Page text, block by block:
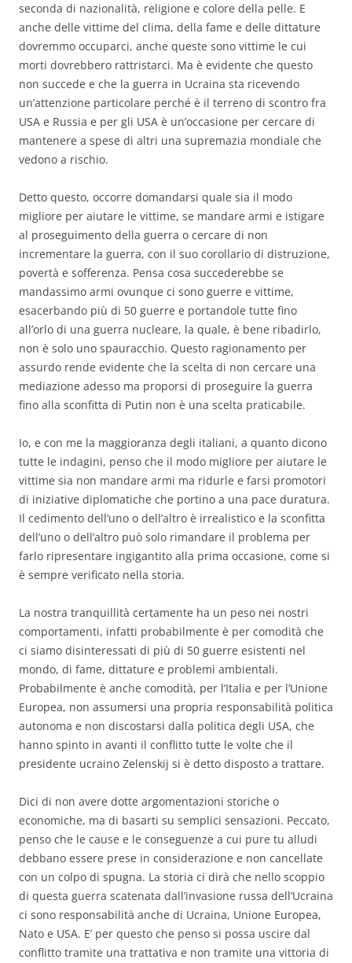
seconda di nazionalità, religione e colore della pelle. E
anche delle vittime del clima, della fame e delle dittature
dovremmo occuparci, anche queste sono vittime le cui
morti dovrebbero rattristarci. Ma è evidente che questo
non succede e che la guerra in Ucraina sta ricevendo
un’attenzione particolare perché è il terreno di scontro fra
USA e Russia e per gli USA è un’occasione per cercare di
mantenere a spese di altri una supremazia mondiale che
vedono a rischio.
Detto questo, occorre domandarsi quale sia il modo
migliore per aiutare le vittime, se mandare armi e istigare
al proseguimento della guerra o cercare di non
incrementare la guerra, con il suo corollario di distruzione,
povertà e sofferenza. Pensa cosa succederebbe se
mandassimo armi ovunque ci sono guerre e vittime,
esacerbando più di 50 guerre e portandole tutte fino
all’orlo di una guerra nucleare, la quale, è bene ribadirlo,
non è solo uno spauracchio. Questo ragionamento per
assurdo rende evidente che la scelta di non cercare una
mediazione adesso ma proporsi di proseguire la guerra
fino alla sconfitta di Putin non è una scelta praticabile.
Io, e con me la maggioranza degli italiani, a quanto dicono
tutte le indagini, penso che il modo migliore per aiutare le
vittime sia non mandare armi ma ridurle e farsi promotori
di iniziative diplomatiche che portino a una pace duratura.
Il cedimento dell’uno o dell’altro è irrealistico e la sconfitta
dell’uno o dell’altro può solo rimandare il problema per
farlo ripresentare ingigantito alla prima occasione, come si
è sempre verificato nella storia.
La nostra tranquillità certamente ha un peso nei nostri
comportamenti, infatti probabilmente è per comodità che
ci siamo disinteressati di più di 50 guerre esistenti nel
mondo, di fame, dittature e problemi ambientali.
Probabilmente è anche comodità, per l’Italia e per l’Unione
Europea, non assumersi una propria responsabilità politica
autonoma e non discostarsi dalla politica degli USA, che
hanno spinto in avanti il conflitto tutte le volte che il
presidente ucraino Zelenskij si è detto disposto a trattare.
Dici di non avere dotte argomentazioni storiche o
economiche, ma di basarti su semplici sensazioni. Peccato,
penso che le cause e le conseguenze a cui pure tu alludi
debbano essere prese in considerazione e non cancellate
con un colpo di spugna. La storia ci dirà che nello scoppio
di questa guerra scatenata dall’invasione russa dell’Ucraina
ci sono responsabilità anche di Ucraina, Unione Europea,
Nato e USA. E’ per questo che penso si possa uscire dal
conflitto tramite una trattativa e non tramite una vittoria di